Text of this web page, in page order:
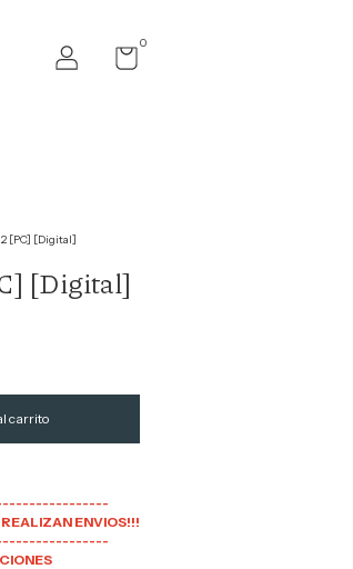
0
[PC] [Digital]
[Digital]
ENVIOS!!!